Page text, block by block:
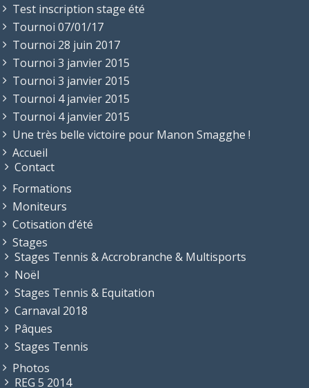
Test inscription stage été
Tournoi 07/01/17
Tournoi 28 juin 2017
Tournoi 3 janvier 2015
Tournoi 3 janvier 2015
Tournoi 4 janvier 2015
Tournoi 4 janvier 2015
Une très belle victoire pour Manon Smagghe !
Accueil
Contact
Formations
Moniteurs
Cotisation d’été
Stages
Stages Tennis & Accrobranche & Multisports
Noël
Stages Tennis & Equitation
Carnaval 2018
Pâques
Stages Tennis
Photos
REG 5 2014